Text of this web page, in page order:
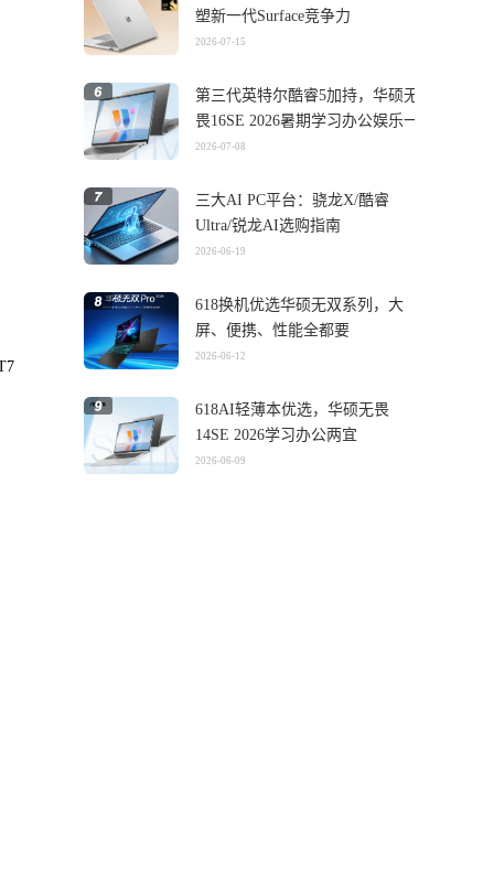
塑新一代Surface竞争力
2026-07-15
第三代英特尔酷睿5加持，华硕无
畏16SE 2026暑期学习办公娱乐一
机搞定
2026-07-08
三大AI PC平台：骁龙X/酷睿
Ultra/锐龙AI选购指南
2026-06-19
618换机优选华硕无双系列，大
屏、便携、性能全都要
2026-06-12
618AI轻薄本优选，华硕无畏
14SE 2026学习办公两宜
2026-06-09